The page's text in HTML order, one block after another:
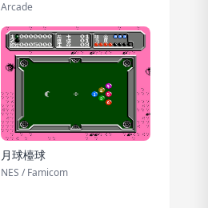
Arcade
月球檯球
NES / Famicom